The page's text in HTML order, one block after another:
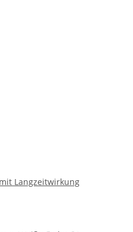
Langzeitwirkung